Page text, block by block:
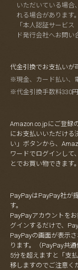
いただいている場合
れる場合があります。
「本人認証サービ
ド発行会社へお問い
代金引換でお支払いが
※現金、カード払い、
※代金引換手数料330
Amazon.co.jpにご登録
にお支払いいただける
い」ボタンから、
ワードでログインして
とでお買い物できます。
PayPayはPayPay社が
す。
PayPayアカウントを
グインするだけで、
PayPayの画面が表示
ります。（PayPay共通
5分を超えますと「支
移しますのでご注意く